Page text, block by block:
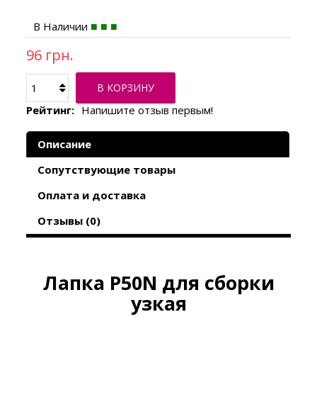
В Наличии
96 грн.
В КОРЗИНУ
Рейтинг: Напишите отзыв первым!
Описание
Сопутствующие товары
Оплата и доставка
Отзывы (0)
Лапка P50N для сборки
узкая